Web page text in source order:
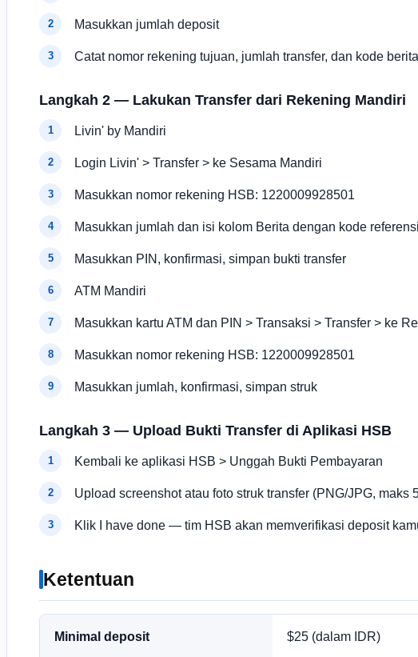
Masukkan jumlah deposit
Catat nomor rekening tujuan, jumlah transfer, dan kode
Langkah 2 — Lakukan Transfer dari Rekening Mandiri
Livin' by Mandiri
Login Livin' > Transfer > ke Sesama Mandiri
Masukkan nomor rekening HSB: 1220009928501
Masukkan jumlah dan isi kolom Berita dengan kode
Masukkan PIN, konfirmasi, simpan bukti transfer
ATM Mandiri
Masukkan kartu ATM dan PIN > Transaksi > Transfer > ke
Masukkan nomor rekening HSB: 1220009928501
Masukkan jumlah, konfirmasi, simpan struk
Langkah 3 — Upload Bukti Transfer di Aplikasi HSB
Kembali ke aplikasi HSB > Unggah Bukti Pembayaran
Upload screenshot atau foto struk transfer (PNG/JPG, maks
Klik I have done — tim HSB akan memverifikasi deposit
Ketentuan
Minimal deposit $25 (dalam IDR)